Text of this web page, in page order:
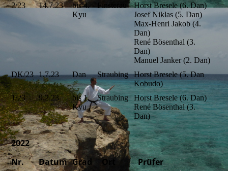
2/23
14.7.23
bis 4.
Kyu
Horst Bresele (6. Dan)
Josef Niklas (5. Dan)
Max-Henri Jakob (4.
Dan)
René Bösenthal (3.
Dan)
Manuel Janker (2. Dan)
DK/23 1.7.23 Dan Straubing
Horst Bresele (5. Dan
Kobudo)
1/23
9.2.23
bis 1.
Kyu
Straubing
Horst Bresele (6. Dan)
René Bösenthal (3.
Dan)
2022
Nr.
Datum Grad Ort Prüfer